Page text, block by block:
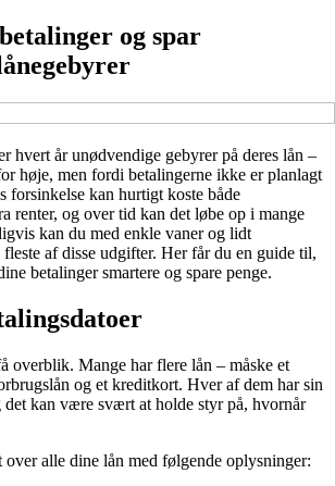
og spar
hvert år unødvendige gebyrer på deres lån –
høje, men fordi betalingerne ikke er planlagt
forsinkelse kan hurtigt koste både
renter, og over tid kan det løbe op i mange
kan du med enkle vaner og lidt
af disse udgifter. Her får du en guide til,
betalinger smartere og spare penge.
overblik. Mange har flere lån – måske et
og et kreditkort. Hver af dem har sin
det kan være svært at holde styr på, hvornår
over alle dine lån med følgende oplysninger: